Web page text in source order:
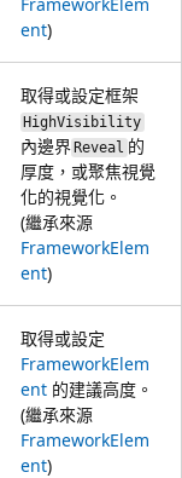
ent)
取得或設定框架
HighVisibility
內邊界Reveal 的
厚度，或聚焦視覺
化的視覺化。
(繼承來源
FrameworkElem
ent)
取得或設定
FrameworkElem
ent 的建議高度。
(繼承來源
FrameworkElem
ent)